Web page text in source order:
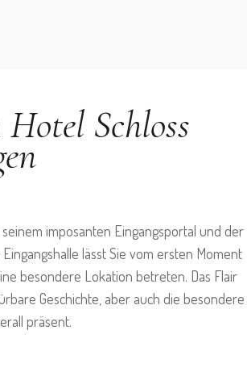
Hotel Schloss
seinem imposanten Eingangsportal und der
lässt Sie vom ersten Moment
besondere Lokation betreten. Das Flair
Geschichte, aber auch die besondere
präsent.